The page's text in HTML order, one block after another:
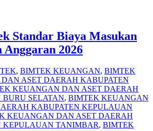
Standar Biaya Masukan
Anggaran 2026
, BIMTEK KEUANGAN, BIMTEK
ASET DAERAH KABUPATEN
KEUANGAN DAN ASET DAERAH
BURU SELATAN, BIMTEK KEUANGAN
KABUPATEN KEPULAUAN
KEUANGAN DAN ASET DAERAH
KEPULAUAN TANIMBAR, BIMTEK